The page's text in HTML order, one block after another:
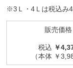
※3Ｌ・4Ｌは税込み
販売価格
税込 ￥
（本体 ￥